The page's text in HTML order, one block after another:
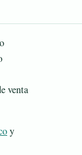
venta
y